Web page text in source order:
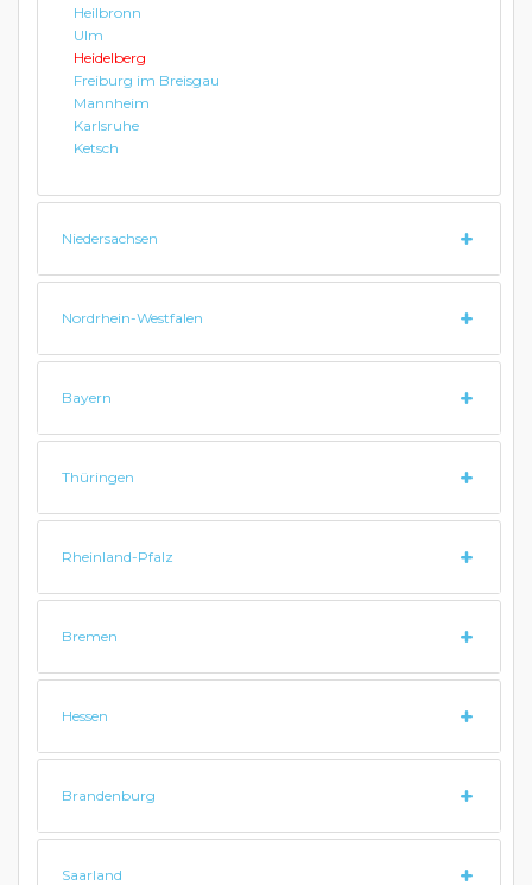
Heilbronn
Ulm
Heidelberg
Freiburg im Breisgau
Mannheim
Karlsruhe
Ketsch
Niedersachsen
Nordrhein-Westfalen
Bayern
Thüringen
Rheinland-Pfalz
Bremen
Hessen
Brandenburg
Saarland